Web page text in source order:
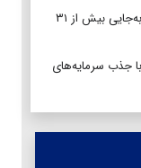
پایان عملیات پروازی اربعین ۱۴۰۵" هما" با جابه‌جایی بیش از ۳۱
جذب سرمایه‌های